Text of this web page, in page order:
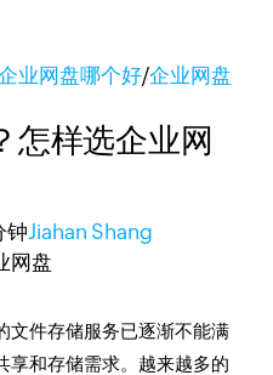
业网盘哪个好/企业网盘
怎样选企业网
钟Jiahan Shang
文件存储服务已逐渐不能满
享和存储需求。越来越多的